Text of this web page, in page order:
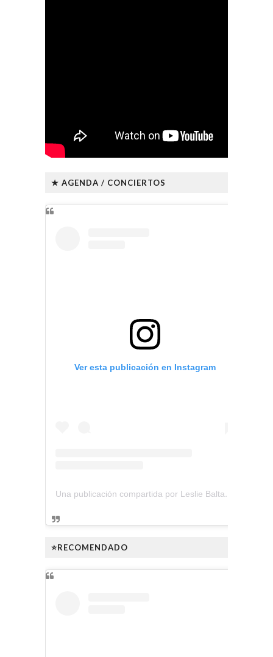
★ AGENDA / CONCIERTOS
Ver esta publicación en Instagram
Una publicación compartida por Leslie Baltazar (@lesliebaltazarmusica)
⭐RECOMENDADO